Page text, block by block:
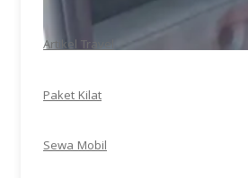
Artikel Travel
Paket Kilat
Sewa Mobil